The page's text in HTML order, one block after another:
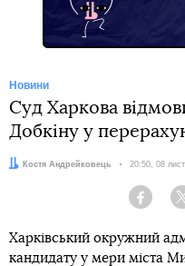
Новини
Суд Харкова
Добкіну у
Автор:Костя Андрейковець Дата:
20:50, 08
Харківський окружний
кандидату у мери міста